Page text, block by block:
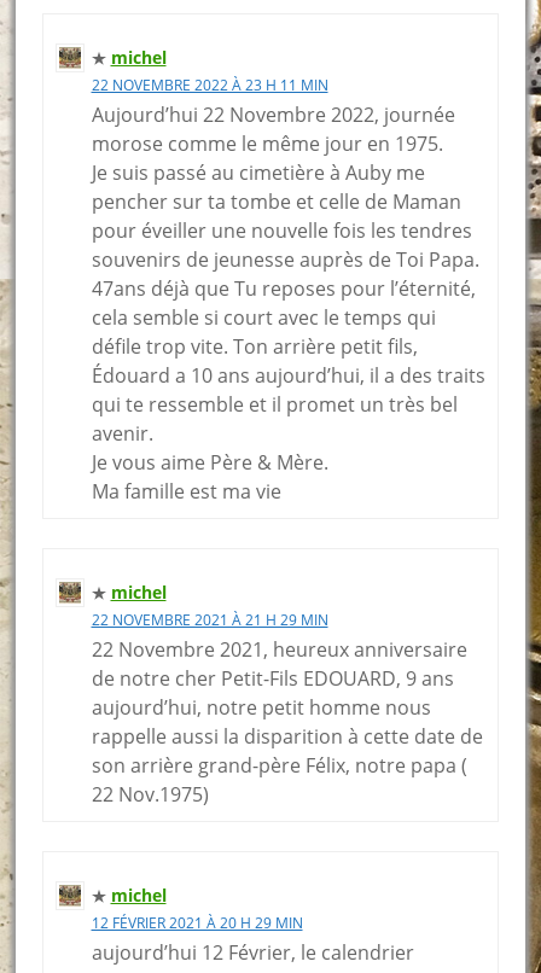
michel
22 NOVEMBRE 2022 À 23 H 11 MIN
Aujourd’hui 22 Novembre 2022, journée
morose comme le même jour en 1975.
Je suis passé au cimetière à Auby me
pencher sur ta tombe et celle de Maman
pour éveiller une nouvelle fois les tendres
souvenirs de jeunesse auprès de Toi Papa.
47ans déjà que Tu reposes pour l’éternité,
cela semble si court avec le temps qui
défile trop vite. Ton arrière petit fils,
Édouard a 10 ans aujourd’hui, il a des traits
qui te ressemble et il promet un très bel
avenir.
Je vous aime Père & Mère.
Ma famille est ma vie
michel
22 NOVEMBRE 2021 À 21 H 29 MIN
22 Novembre 2021, heureux anniversaire
de notre cher Petit-Fils EDOUARD, 9 ans
aujourd’hui, notre petit homme nous
rappelle aussi la disparition à cette date de
son arrière grand-père Félix, notre papa (
22 Nov.1975)
michel
12 FÉVRIER 2021 À 20 H 29 MIN
aujourd’hui 12 Février, le calendrier